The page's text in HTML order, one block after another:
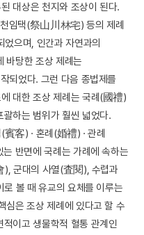
대상은 천지와 조상이 된다.
임택(祭山川林宅) 등의 제례
었으며, 인간과 자연과의
바탕한 조상 제례는
되었다. 그런 다음 종법제를
대한 조상 제례는 국례(國禮)
하는 범위가 훨씬 넓었다.
賓客) · 혼례(婚禮) · 관례
반면에 국례는 가례에 속하는
), 군대의 사열(査閱), 수렵과
볼 때 유교의 요체를 이루는
심은 조상 제례에 있다고 할 수
이고 생물학적 혈통 관계인